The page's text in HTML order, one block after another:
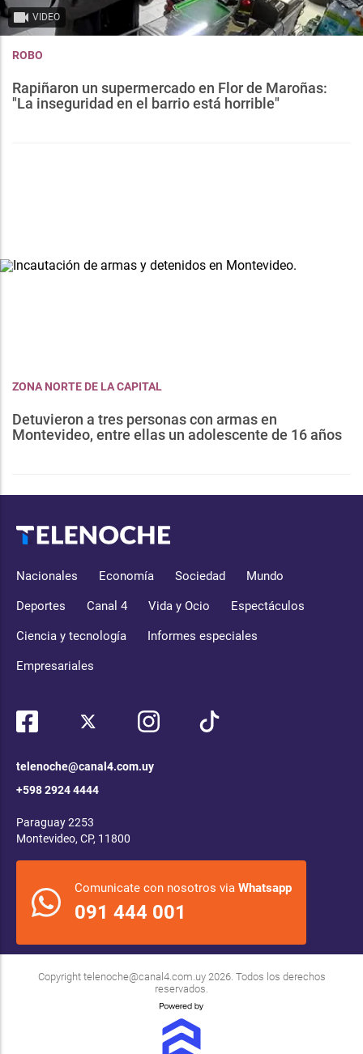
VIDEO
ROBO
Rapiñaron un supermercado en Flor de Maroñas:
"La inseguridad en el barrio está horrible"
ZONA NORTE DE LA CAPITAL
Detuvieron a tres personas con armas en
Montevideo, entre ellas un adolescente de 16 años
Nacionales Economía Sociedad Mundo
Deportes Canal 4 Vida y Ocio Espectáculos
Ciencia y tecnología Informes especiales
Empresariales
telenoche@canal4.com.uy
+598 2924 4444
Paraguay 2253
Montevideo, CP, 11800
Comunicate con nosotros via Whatsapp
091 444 001
Copyright telenoche@canal4.com.uy2026. Todos los derechos
reservados.